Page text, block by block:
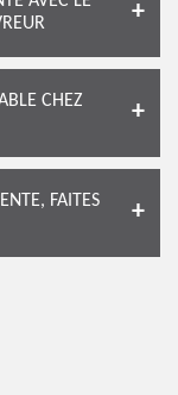
CHEZ
FAITES